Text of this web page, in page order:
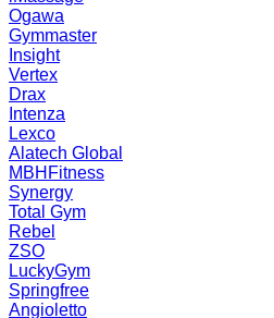
Ogawa
Gymmaster
Insight
Vertex
Drax
Intenza
Lexco
Alatech Global
MBHFitness
Synergy
Total Gym
Rebel
ZSO
LuckyGym
Springfree
Angioletto